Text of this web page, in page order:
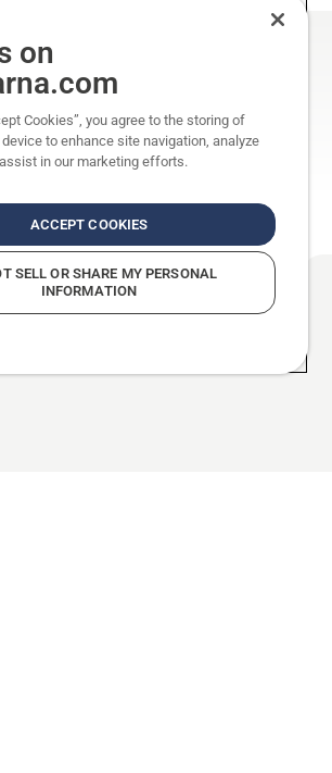
ir juostos
grandinės ir juostos yra
jos idealiai pritaikytos
grandininiams pjūklams, kad
būtų geresnė.
on
Cookies”, you agree to the storing of
to enhance site navigation, analyze
in our marketing efforts.
ACCEPT COOKIES
SELL OR SHARE MY PERSONAL
INFORMATION